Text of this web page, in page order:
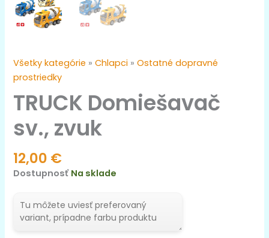
Všetky kategórie »Chlapci »Ostatné dopravné
prostriedky
TRUCK Domiešavač
sv., zvuk
12,00 €
Dostupnosť Na sklade